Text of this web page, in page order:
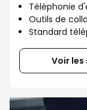
Téléphonie
Outils de
Standard
Voir